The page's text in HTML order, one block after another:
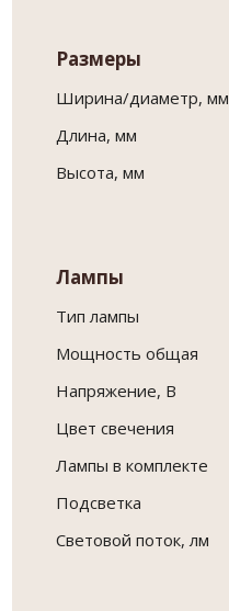
Размеры
Ширина/диаметр, мм
Длина, мм
Высота, мм
Лампы
Тип лампы
Мощность общая
Напряжение, В
Цвет свечения
Лампы в комплекте
Подсветка
Световой поток, лм